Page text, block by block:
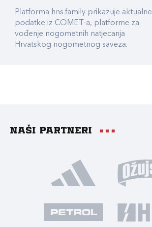
Platforma hns.family prikazuje aktualne
podatke iz COMET-a, platforme za
vođenje nogometnih natjecanja
Hrvatskog nogometnog saveza.
Naši partneri